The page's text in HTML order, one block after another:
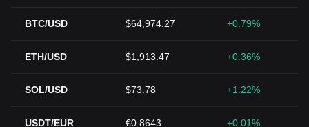
BTC/USD $64,974.27 +0.79%
ETH/USD $1,913.47 +0.36%
SOL/USD $73.78 +1.22%
USDT/EUR €0.8643 +0.01%